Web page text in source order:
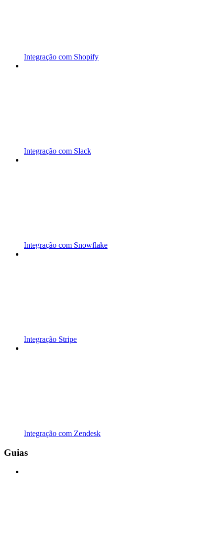
Integração com Shopify
Integração com Slack
Integração com Snowflake
Integração Stripe
Integração com Zendesk
Guias